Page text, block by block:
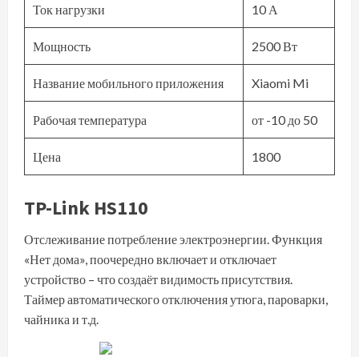
Ток нагрузки 10 А
Мощность 2500 Вт
Название мобильного приложения Xiaomi Mi
Рабочая температура от -10 до 50
Цена 1800
TP-Link HS110
Отслеживание потребление электроэнергии. Функция
«Нет дома», поочередно включает и отключает
устройство – что создаёт видимость присутствия.
Таймер автоматического отключения утюга, пароварки,
чайника и т.д.